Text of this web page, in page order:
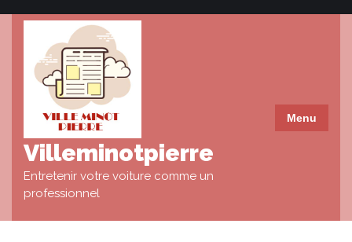
Villeminotpierre
Entretenir votre voiture comme un
professionnel
Menu